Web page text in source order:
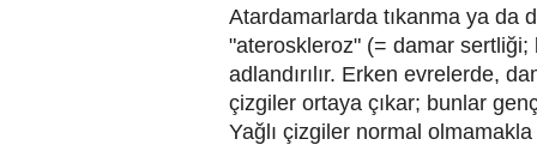
Atardamarlarda tıkanma ya da
"ateroskleroz" (= damar
adlandırılır. Erken evrelerde,
çizgiler ortaya çıkar; bunlar
Yağlı çizgiler normal